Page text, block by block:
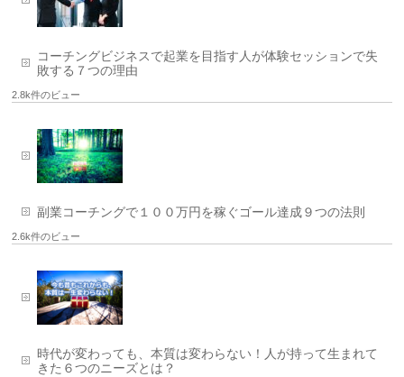
コーチングビジネスで起業を目指す人が体験セッションで失
敗する７つの理由
2.8k件のビュー
副業コーチングで１００万円を稼ぐゴール達成９つの法則
2.6k件のビュー
時代が変わっても、本質は変わらない！人が持って生まれて
きた６つのニーズとは？